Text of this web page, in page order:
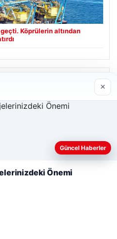
Köprülerin altından
daha iyi anlayabilmek,
geliştirmek amacıyla çerezler
×
Güncel Haberler
Önemi